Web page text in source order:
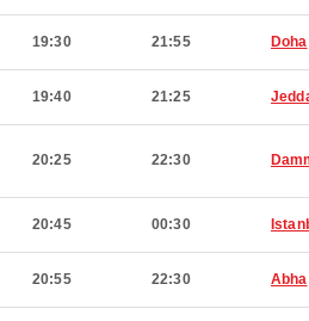
19:30 21:55 Doha
19:40 21:25
20:25 22:30
20:45 00:30
20:55 22:30 Abha